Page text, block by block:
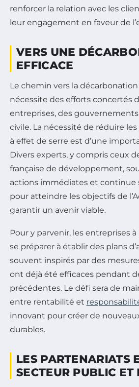
renforcer la relation avec les
leur engagement en faveur de
VERS UNE
EFFICACE
Le chemin vers la
nécessite des efforts concertés
entreprises, des
civile. La nécessité de réduire
à effet de serre est d’une
Divers experts, y compris ceux
française de développement,
actions immédiates et continue
pour atteindre les objectifs de
garantir un avenir viable.
Pour y parvenir, les entreprises
se préparer à établir des plans
souvent inspirés par des
ont déjà été efficaces pendant
précédentes. Le défi sera de
entre rentabilité et
innovant pour créer de
durables.
LES PARTENARIATS
SECTEUR PUBLIC ET